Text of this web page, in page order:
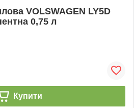
VOLSWAGEN LY5D
0,75 л
Купити